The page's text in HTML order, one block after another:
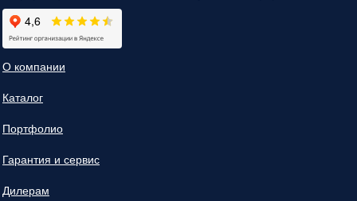
О компании
Каталог
Портфолио
Гарантия и сервис
Дилерам